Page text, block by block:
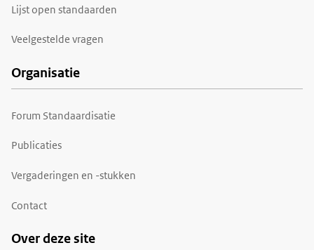
Lijst open standaarden
Veelgestelde vragen
Organisatie
Forum Standaardisatie
Publicaties
Vergaderingen en -stukken
Contact
Over deze site